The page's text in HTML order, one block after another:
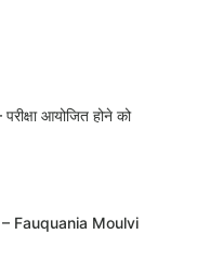
आयोजित होने को
Fauquania Moulvi